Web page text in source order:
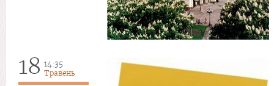
18 14:35
Травень